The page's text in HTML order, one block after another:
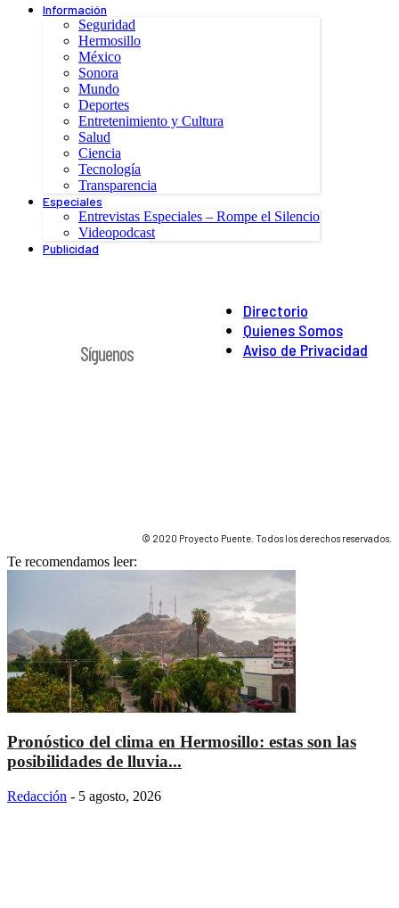
Información
Seguridad
Hermosillo
México
Sonora
Mundo
Deportes
Entretenimiento y Cultura
Salud
Ciencia
Tecnología
Transparencia
Especiales
Entrevistas Especiales – Rompe el Silencio
Videopodcast
Publicidad
Directorio
Quienes Somos
Aviso de Privacidad
Síguenos
© 2020 Proyecto Puente. Todos los derechos reservados.
Te recomendamos leer:
Pronóstico del clima en Hermosillo: estas son las
posibilidades de lluvia...
Redacción - 5 agosto, 2026